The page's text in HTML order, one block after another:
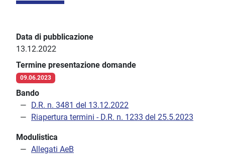
Data di pubblicazione
13.12.2022
Termine presentazione domande
09.06.2023
Bando
D.R. n. 3481 del 13.12.2022
Riapertura termini - D.R. n. 1233 del 25.5.2023
Modulistica
Allegati AeB